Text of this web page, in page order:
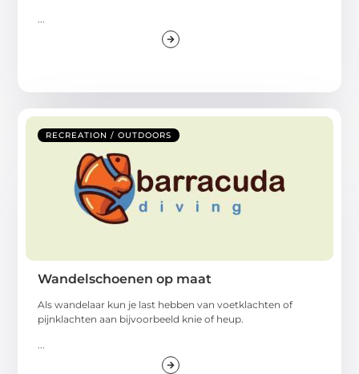
RECREATION / OUTDOORS
Wandelschoenen op maat
Als wandelaar kun je last hebben van voetklachten of
pijnklachten aan bijvoorbeeld knie of heup.